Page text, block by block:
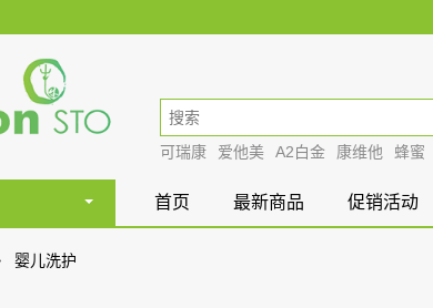
可瑞康 爱他美 A2白金 康维他 蜂蜜
首页 最新商品 促销活动
婴儿洗护